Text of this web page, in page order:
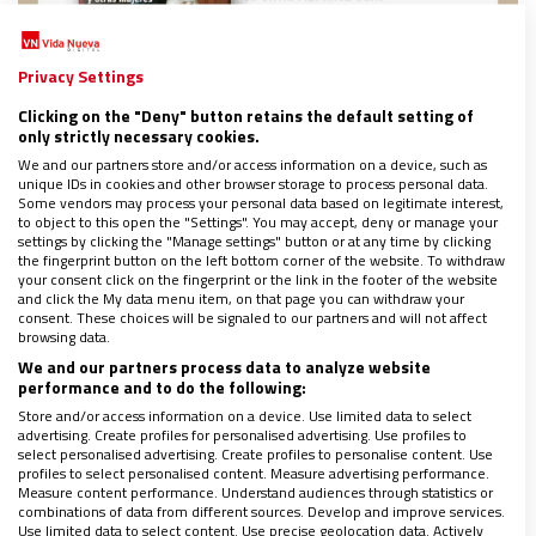
Representación de la mujer
En el libro, la artista y teóloga analiza el imaginario
colectivo sobre las mujeres culturalmente y dentro
Privacy Settings
Clicking on the "Deny" button retains the default setting of
only strictly necessary cookies.
We and our partners store and/or access information on a device, such as
unique IDs in cookies and other browser storage to process personal data.
Some vendors may process your personal data based on legitimate interest,
to object to this open the "Settings". You may accept, deny or manage your
settings by clicking the "Manage settings" button or at any time by clicking
the fingerprint button on the left bottom corner of the website. To withdraw
your consent click on the fingerprint or the link in the footer of the website
and click the My data menu item, on that page you can withdraw your
consent. These choices will be signaled to our partners and will not affect
browsing data.
We and our partners process data to analyze website
performance and to do the following:
Store and/or access information on a device. Use limited data to select
advertising. Create profiles for personalised advertising. Use profiles to
select personalised advertising. Create profiles to personalise content. Use
profiles to select personalised content. Measure advertising performance.
Measure content performance. Understand audiences through statistics or
combinations of data from different sources. Develop and improve services.
Use limited data to select content. Use precise geolocation data. Actively